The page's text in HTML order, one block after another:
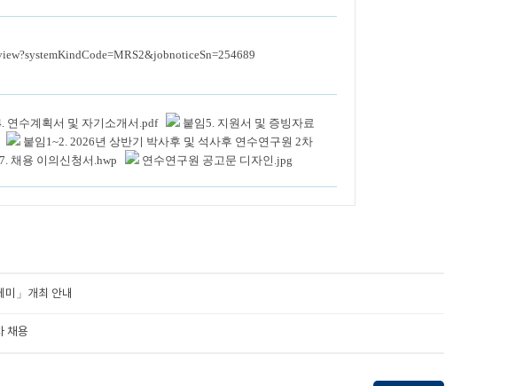
연수계획서 및 자기소개서.pdf
붙임5. 지원서 및 증빙자료
붙임1~2. 2026년 상반기 박사후 및 석사후 연수연구원 2차
채용 이의신청서.hwp 연수연구원 공고문 디자인.jpg
미」개최 안내
채용